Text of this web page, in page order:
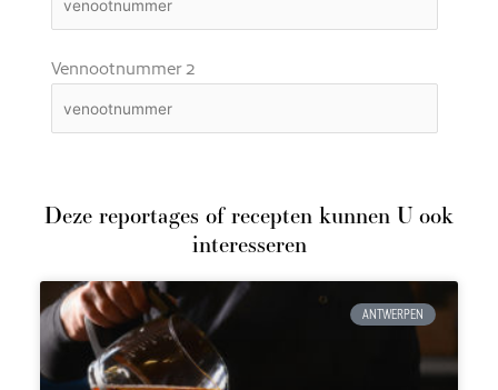
Vennootnummer 2
Deze reportages of recepten kunnen U ook
interesseren
ANTWERPEN